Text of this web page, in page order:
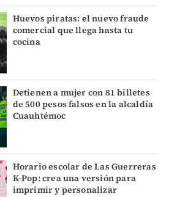
Huevos piratas: el nuevo fraude
comercial que llega hasta tu
cocina
Detienen a mujer con 81 billetes
de 500 pesos falsos en la alcaldía
Cuauhtémoc
Horario escolar de Las Guerreras
K-Pop: crea una versión para
imprimir y personalizar